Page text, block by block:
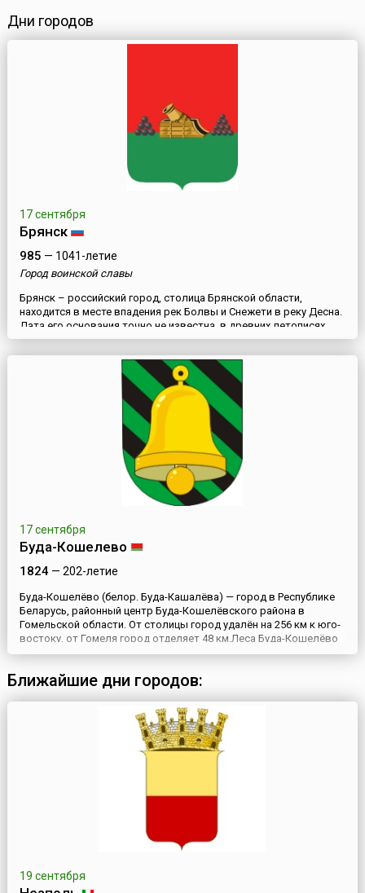
Дни городов
17 сентября
Брянск
985 — 1041-летие
Город воинской славы
Брянск – российский город, столица Брянской области,
находится в месте впадения рек Болвы и Снежети в реку Десна.
Дата его основания точно не известна, в древних летописях
город упоминается как Дебрянск. Принято считать годом
основания 985 год, хотя эта дата весьма
условна.Первоначально Брянск входил в состав
Черниговского княжества. Но после разрушения Чернигова и
других городов княжества мон...
17 сентября
Буда-Кошелево
1824— 202-летие
Буда-Кошелёво (белор. Буда-Кашалёва) — город в Республике
Беларусь, районный центр Буда-Кошелёвского района в
Гомельской области. От столицы город удалён на 256 км к юго-
востоку, от Гомеля город отделяет 48 км.Леса Буда-Кошелёво
издавна славились в Западной Европе. Образцы местного дуба
необычное название город получил от сочетания слов «бу...
Ближайшие дни городов:
19 сентября